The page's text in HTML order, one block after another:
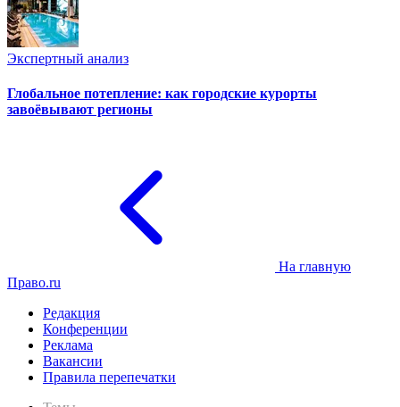
Экспертный анализ
Глобальное потепление: как городские курорты
завоёвывают регионы
На главную
Право.ru
Редакция
Конференции
Реклама
Вакансии
Правила перепечатки